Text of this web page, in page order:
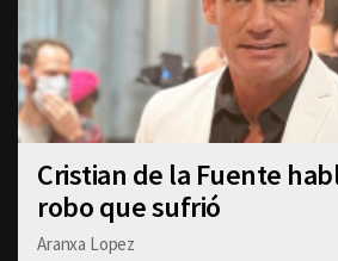
Cristian de la Fuente
robo que sufrió
Aranxa Lopez